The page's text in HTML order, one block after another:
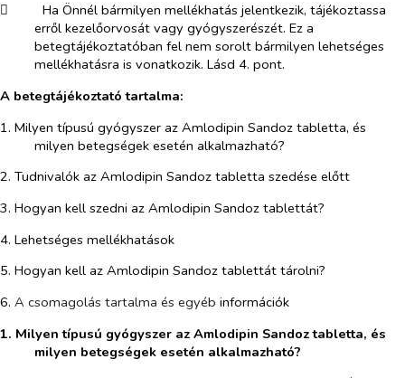
​
Ha Önnél bármilyen mellékhatás jelentkezik, tájékoztassa
erről kezelőorvosát vagy gyógyszerészét. Ez a
betegtájékoztatóban fel nem sorolt bármilyen lehetséges
mellékhatásra is vonatkozik. Lásd 4. pont.
A betegtájékoztató tartalma:
1. Milyen típusú gyógyszer az Amlodipin Sandoz tabletta, és
milyen betegségek esetén alkalmazható?
2. Tudnivalók az Amlodipin Sandoz tabletta szedése előtt
3. Hogyan kell szedni az Amlodipin Sandoz tablettát?
4. Lehetséges mellékhatások
5. Hogyan kell az Amlodipin Sandoz tablettát tárolni?
6. A csomagolás tartalma és egyéb információk
1. Milyen típusú gyógyszer az Amlodipin Sandoz tabletta, és
milyen betegségek esetén alkalmazható?